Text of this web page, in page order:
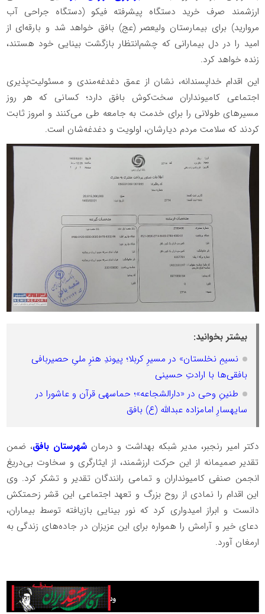
ارزشمند صرف خرید دستگاه پیشرفته فیکو (دستگاه جراحی آب
مروارید) برای بیمارستان ولیعصر (عج) بافق خواهد شد و بارقه‌ای از
امید را در دل بیمارانی که چشم‌انتظار بازگشت بینایی خود هستند،
زنده خواهد کرد.
این اقدام خداپسندانه، نشان از عمق دغدغه‌مندی و مسئولیت‌پذیری
اجتماعی کامیونداران سخت‌کوش بافق دارد؛ کسانی که هر روز
مسیرهای طولانی را برای خدمت به جامعه طی می‌کنند و امروز ثابت
کردند که سلامت مردم دیارشان، اولویت و دغدغه‌شان است.
بیشتر بخوانید:
نسیمِ نخلستان» در مسیرِ کربلا؛ پیوندِ هنرِ ملیِ حصیربافی
بافقی‌ها با ارادتِ حسینی
طنینِ وحی در «دارالشجاعه»؛ حماسهی قرآن و عاشورا در
سایهسارِ امامزاده عبدالله (ع) بافق
دکتر امیر رنجبر، مدیر شبکه بهداشت و درمان شهرستان بافق، ضمن
تقدیر صمیمانه از این حرکت ارزشمند، از ایثارگری و سخاوت بی‌دریغ
انجمن صنفی کامیونداران و تمامی رانندگان تقدیر و تشکر کرد. وی
این اقدام را نمادی از روح بزرگ و تعهد اجتماعی این قشر زحمتکش
دانست و ابراز امیدواری کرد که نور بینایی بازیافته توسط بیماران،
دعای خیر و آرامش را همواره برای این عزیزان در جاده‌های زندگی به
ارمغان آورد.